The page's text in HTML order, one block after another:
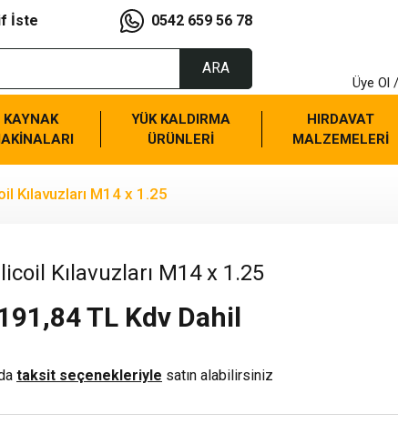
İste 0542 659 56 78
ARA
Üye Ol
KAYNAK
YÜK KALDIRMA
ÜRÜNLERİ
HIRDAVAT
MALZEMELERİ
Kılavuzları M14 x 1.25
Kılavuzları M14 x 1.25
TL Kdv Dahil
taksit seçenekleriyle satın alabilirsiniz